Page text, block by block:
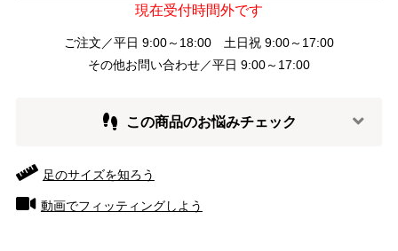
現在受付時間外です
ご注文／平日 9:00～18:00 土日祝 9:00～17:00
その他お問い合わせ／平日 9:00～17:00
この商品のお悩みチェック
足のサイズを知ろう
動画でフィッティングしよう